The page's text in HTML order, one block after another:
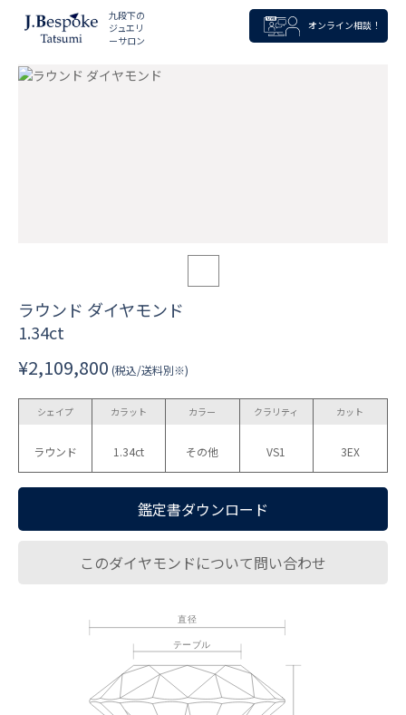
九段下の
ジュエリ
ーサロン
オンライン相談！
ラウンド ダイヤモンド
1.34ct
¥2,109,800 (税込/送料別※)
シェイプ
ラウンド
カラット
1.34ct
カラー
その他
クラリティ
VS1
カット
3EX
鑑定書ダウンロード
このダイヤモンドについて問い合わせ